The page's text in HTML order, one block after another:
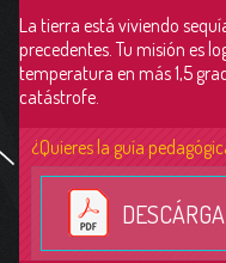
La tierra está viviendo
precedentes. Tu misión es
temperatura en más 1,5
catástrofe.
¿Quieres la guía